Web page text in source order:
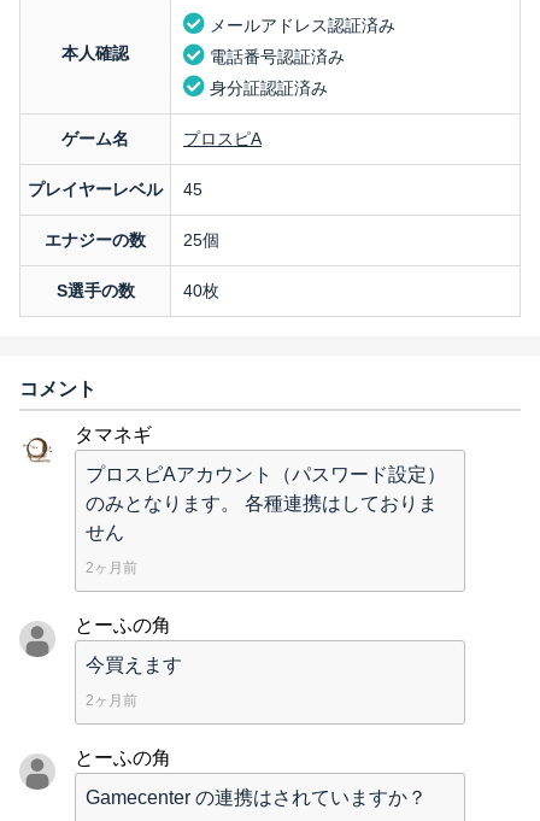
本人確認
メールアドレス認証済み
電話番号認証済み
身分証認証済み
ゲーム名 プロスピA
プレイヤーレベル 45
エナジーの数 25個
S選手の数 40枚
コメント
タマネギ
プロスピAアカウント（パスワード設定）
のみとなります。 各種連携はしておりま
せん
2ヶ月前
とーふの角
今買えます
2ヶ月前
とーふの角
Gamecenter の連携はされていますか？